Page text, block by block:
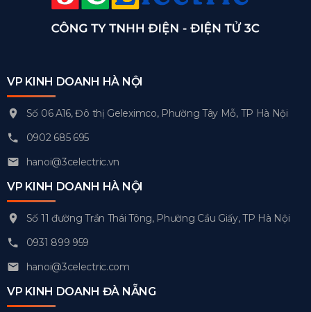
VP KINH DOANH HÀ NỘI
Số 06 A16, Đô thị Geleximco, Phường Tây Mỗ, TP Hà Nội
0902 685 695
hanoi@3celectric.vn
VP KINH DOANH HÀ NỘI
Số 11 đường Trần Thái Tông, Phường Cầu Giấy, TP Hà Nội
0931 899 959
hanoi@3celectric.com
VP KINH DOANH ĐÀ NẴNG